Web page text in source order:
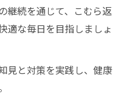
継続を通じて、こむら返
適な毎日を目指しましょ
見と対策を実践し、健康